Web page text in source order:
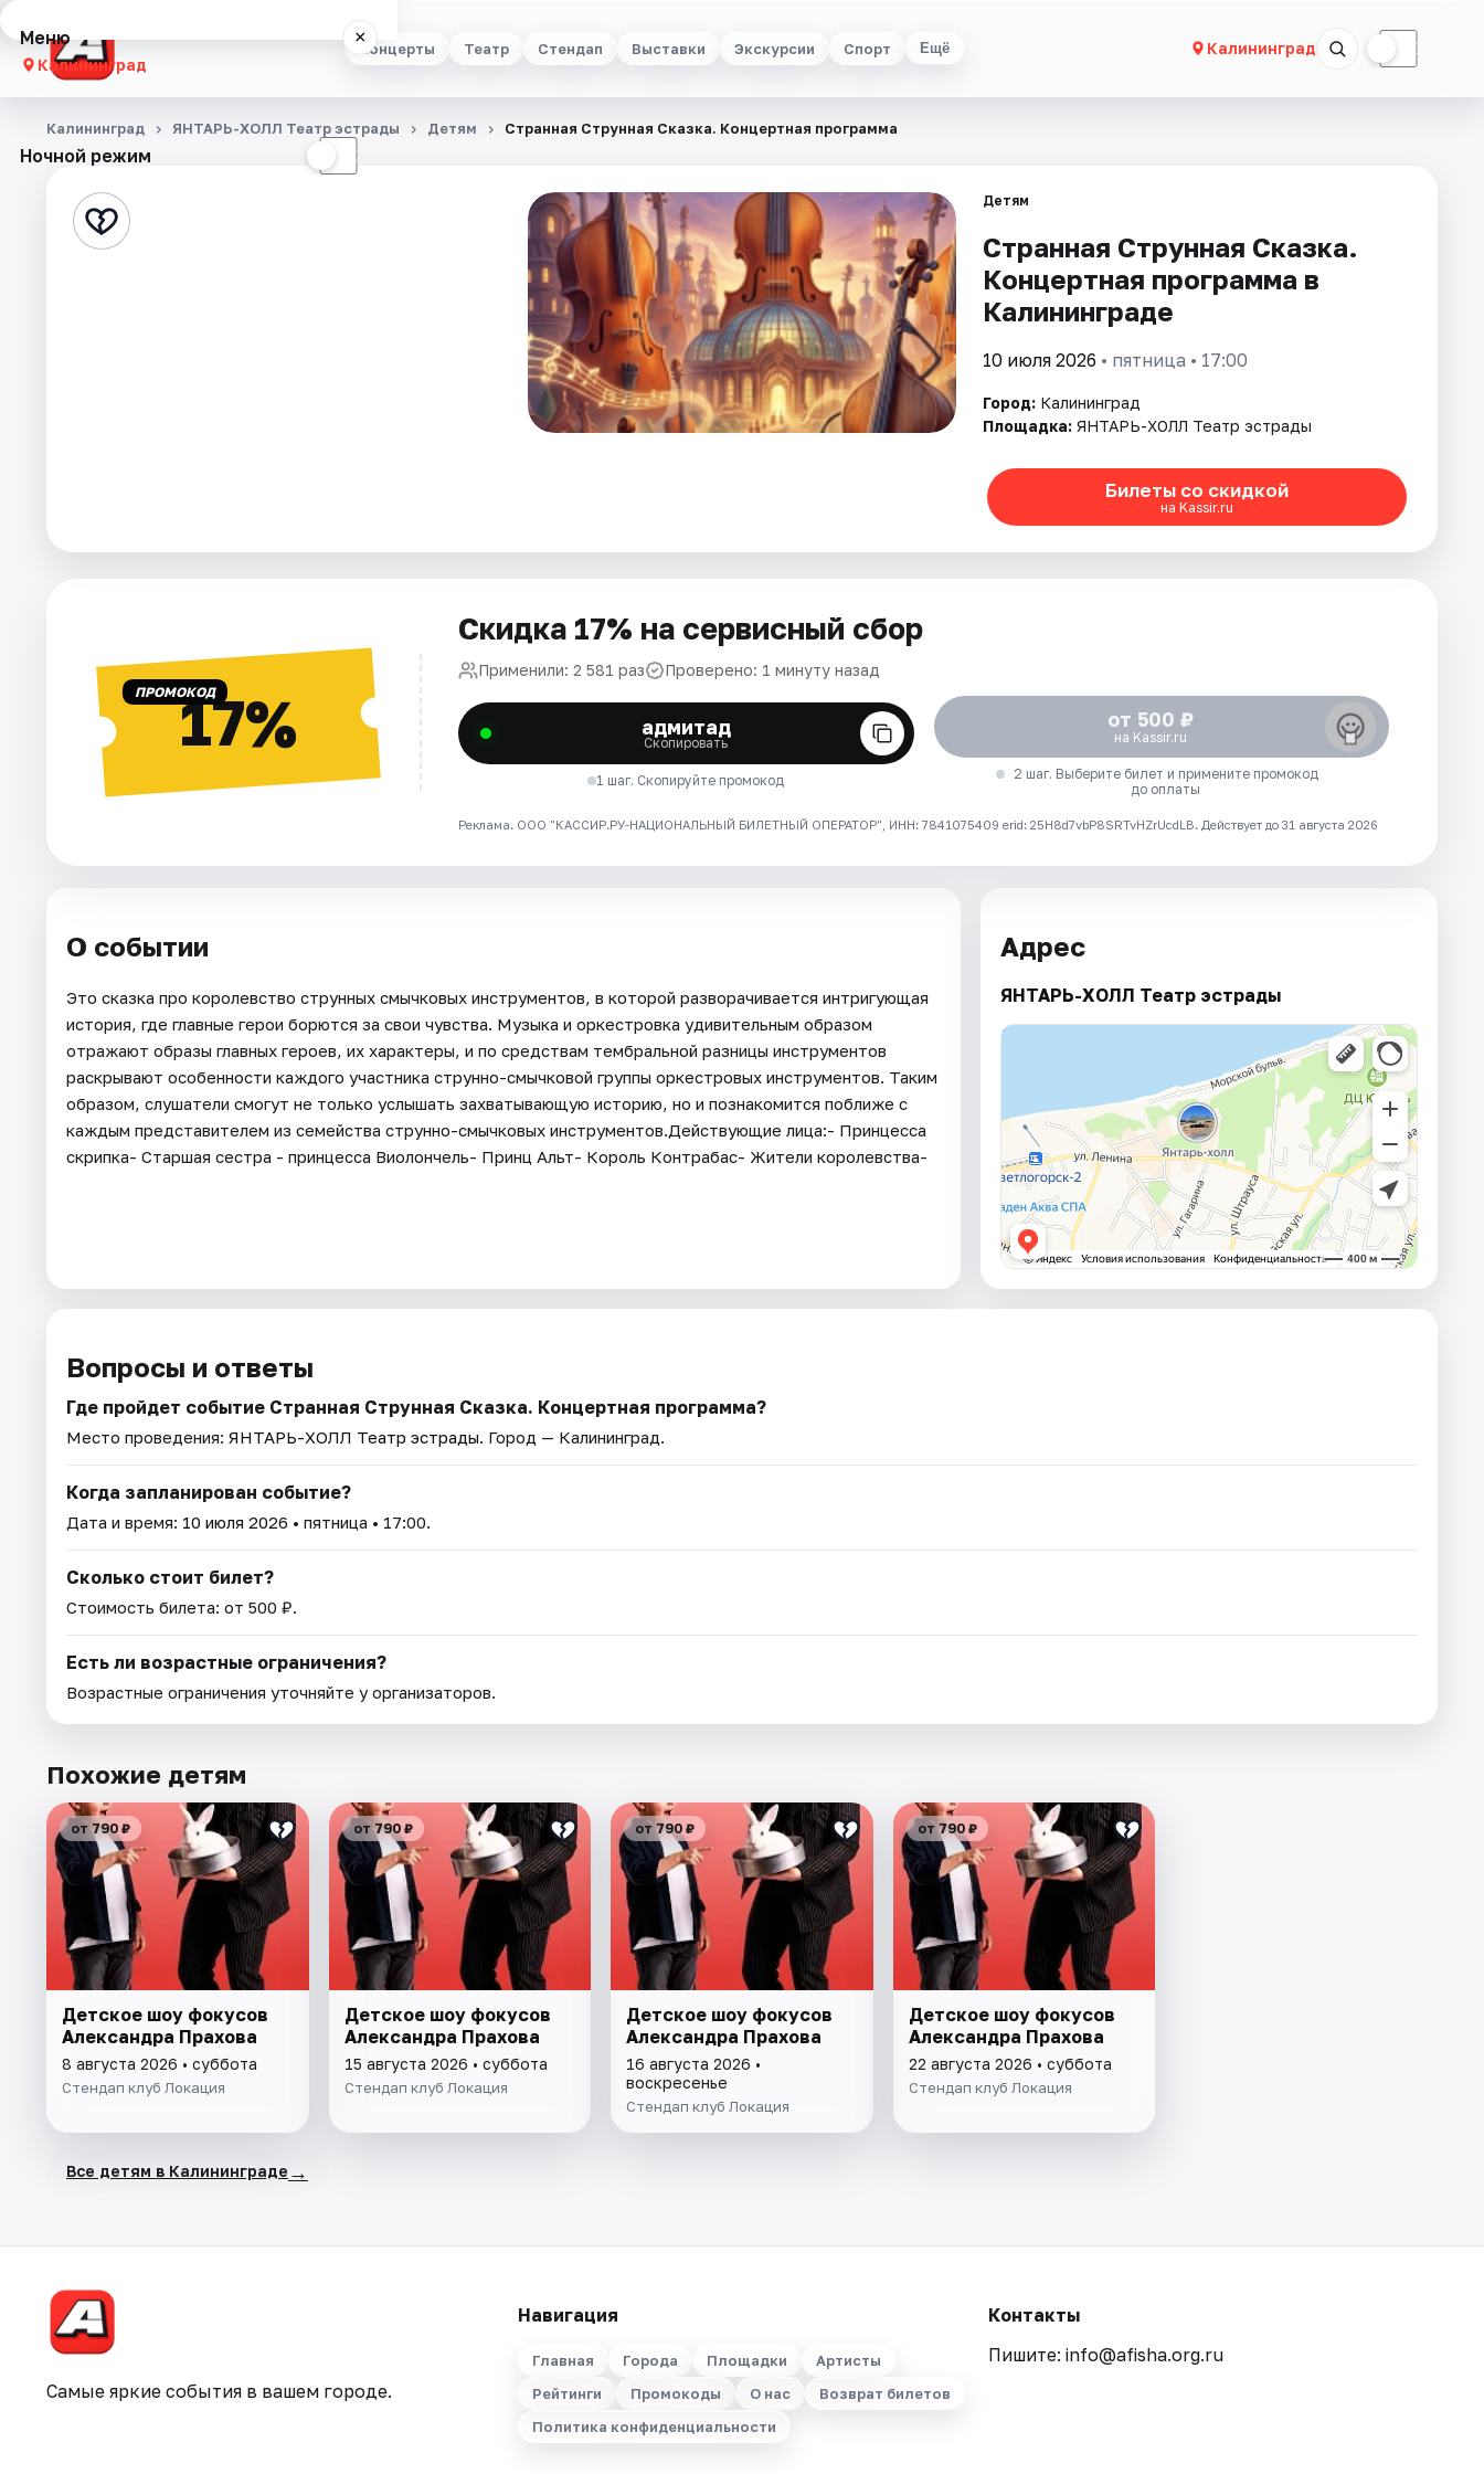
Концерты Театр Стендап Выставки Экскурсии Спорт Ещё Калининград ☾
Меню ×
Калининград
Концерты
Стендап
Площадки
Ночной режим ☾
Калининград ЯНТАРЬ-ХОЛЛ Театр эстрады Детям Странная Струнная Сказка. Концертная программа
Детям
Странная Струнная Сказка.
Концертная программа в
Калининграде
10 июля 2026 • пятница • 17:00
Город: Калининград
Площадка: ЯНТАРЬ-ХОЛЛ Театр эстрады
Билеты со скидкой
на Kassir.ru
ПРОМОКОД17%
Скидка 17% на сервисный сбор
Применили: 2 581 раз Проверено: 1 минуту назад
адмитад
Скопировать
1 шаг. Скопируйте промокод
от 500 ₽
на Kassir.ru
2 шаг. Выберите билет и примените промокод
до оплаты
Реклама. ООО "КАССИР.РУ-НАЦИОНАЛЬНЫЙ БИЛЕТНЫЙ ОПЕРАТОР", ИНН: 7841075409 erid: 25H8d7vbP8SRTvHZrUcdLB. Действует до 31 августа 2026
О событии
Это сказка про королевство струнных смычковых инструментов, в которой разворачивается интригующая
история, где главные герои борются за свои чувства. Музыка и оркестровка удивительным образом
отражают образы главных героев, их характеры, и по средствам тембральной разницы инструментов
раскрывают особенности каждого участника струнно-смычковой группы оркестровых инструментов. Таким
образом, слушатели смогут не только услышать захватывающую историю, но и познакомится поближе с
каждым представителем из семейства струнно-смычковых инструментов.Действующие лица:- Принцесса
скрипка- Старшая сестра - принцесса Виолончель- Принц Альт- Король Контрабас- Жители королевства-
Адрес
ЯНТАРЬ-ХОЛЛ Театр эстрады
Вопросы и ответы
Где пройдет событие Странная Струнная Сказка. Концертная программа?
Место проведения: ЯНТАРЬ-ХОЛЛ Театр эстрады. Город — Калининград.
Когда запланирован событие?
Дата и время: 10 июля 2026 • пятница • 17:00.
Сколько стоит билет?
Стоимость билета: от 500 ₽.
Есть ли возрастные ограничения?
Возрастные ограничения уточняйте у организаторов.
Похожие детям
от 790 ₽
Детское шоу фокусов
Александра Прахова
8 августа 2026 • суббота
Стендап клуб Локация
от 790 ₽
Детское шоу фокусов
Александра Прахова
15 августа 2026 • суббота
Стендап клуб Локация
от 790 ₽
Детское шоу фокусов
Александра Прахова
16 августа 2026 •
воскресенье
Стендап клуб Локация
от 790 ₽
Детское шоу фокусов
Александра Прахова
22 августа 2026 • суббота
Стендап клуб Локация
Все детям в Калининграде →
Самые яркие события в вашем городе.
Навигация
Главная Города Площадки
Артисты
Рейтинги
Промокоды О нас
Возврат билетов
Политика конфиденциальности
Контакты
Пишите: info@afisha.org.ru